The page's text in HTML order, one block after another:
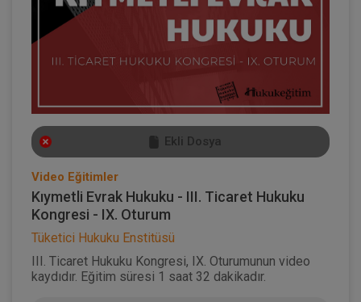
Ekli Dosya
Video Eğitimler
Kıymetli Evrak Hukuku - III. Ticaret Hukuku
Kongresi - IX. Oturum
Tüketici Hukuku Enstitüsü
III. Ticaret Hukuku Kongresi, IX. Oturumunun video
kaydıdır. Eğitim süresi 1 saat 32 dakikadır.